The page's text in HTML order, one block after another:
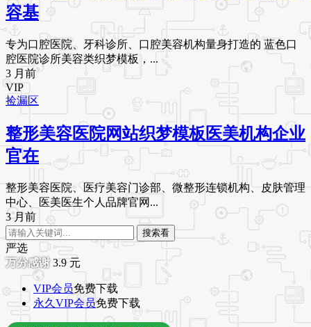
容基
专为口腔医院、牙科诊所、口腔美容机构量身打造的 蓝色口
腔医院诊所美容类织梦模板，...
3 月前
VIP
捡漏区
整形美容医院网站织梦模板医美机构企业
官在
整形美容医院、医疗美容门诊部、微整形连锁机构、皮肤管理
中心、医美医生个人品牌官网...
3 月前
搜索看
严选
3.9元
VIP会员免费下载
永久VIP会员免费下载